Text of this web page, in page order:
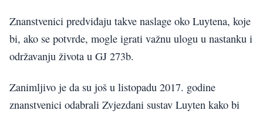
Znanstvenici predviđaju takve naslage oko Luytena, koje
bi, ako se potvrde, mogle igrati važnu ulogu u nastanku i
održavanju života u GJ 273b.
Zanimljivo je da su još u listopadu 2017. godine
znanstvenici odabrali Zvjezdani sustav Luyten kako bi